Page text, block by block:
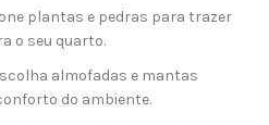
plantas e pedras para trazer
o seu quarto.
almofadas e mantas
do ambiente.